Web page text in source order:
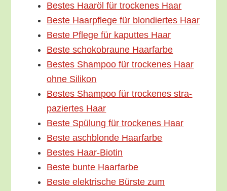
Bes­tes Haar­öl für tro­cke­nes Haar
Bes­te Haar­pfle­ge für blon­dier­tes Haar
Bes­te Pfle­ge für kaput­tes Haar
Bes­te scho­ko­brau­ne Haarfarbe
Bes­tes Sham­poo für tro­cke­nes Haar
ohne Silikon
Bes­tes Sham­poo für tro­cke­nes stra­
pa­zier­tes Haar
Bes­te Spü­lung für tro­cke­nes Haar
Bes­te asch­blon­de Haarfarbe
Bes­tes Haar-Biotin
Bes­te bun­te Haarfarbe
Bes­te elek­tri­sche Bürs­te zum